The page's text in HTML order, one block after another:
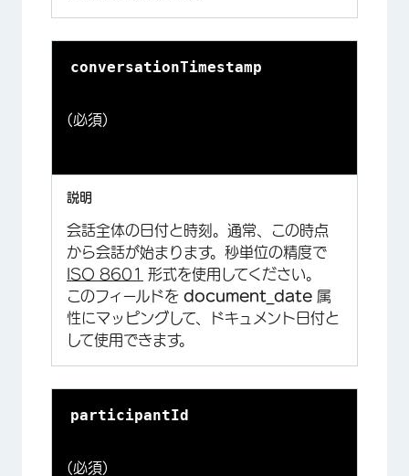
conversationTimestamp
(必須)
会話全体の日付と時刻。通常、この時点
から会話が始まります。秒単位の精度で
ISO 8601
形式を使用してください。
このフィールドを document_date 属
性にマッピングして、ドキュメント日付と
して使用できます。
participantId
(必須)